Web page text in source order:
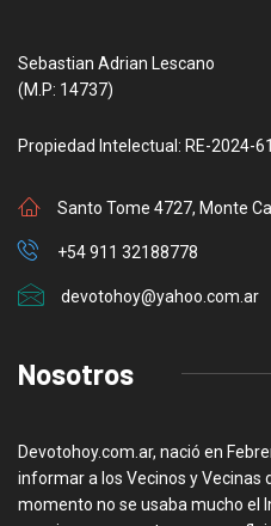
Sebastian Adrian Lescano
(M.P: 14737)
Propiedad Intelectual: RE-2024-
Santo Tome 4727, Monte
+54 911 32188778
devotohoy@yahoo.com.ar
Nosotros
Devotohoy.com.ar, nació en
informar a los Vecinos y Vecinas
momento no se usaba mucho el